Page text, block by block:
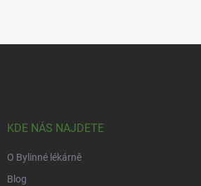
KDE NÁS NAJDETE
O Bylinné lékárně
Blog